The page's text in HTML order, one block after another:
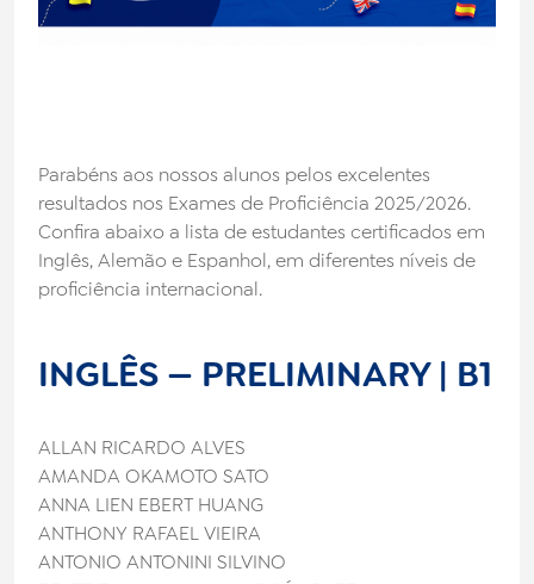
Parabéns aos nossos alunos pelos excelentes
resultados nos Exames de Proficiência 2025/2026.
Confira abaixo a lista de estudantes certificados em
Inglês, Alemão e Espanhol, em diferentes níveis de
proficiência internacional.
INGLÊS — PRELIMINARY | B1
ALLAN RICARDO ALVES
AMANDA OKAMOTO SATO
ANNA LIEN EBERT HUANG
ANTHONY RAFAEL VIEIRA
ANTONIO ANTONINI SILVINO